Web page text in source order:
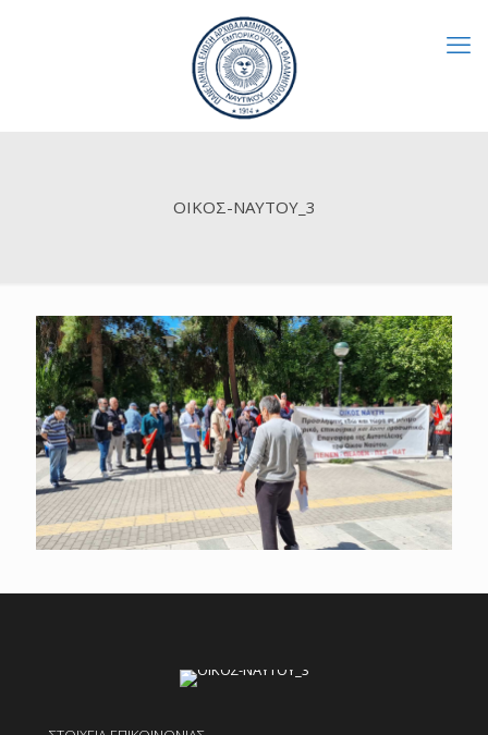
ΟΙΚΟΣ-ΝΑΥΤΟΥ_3